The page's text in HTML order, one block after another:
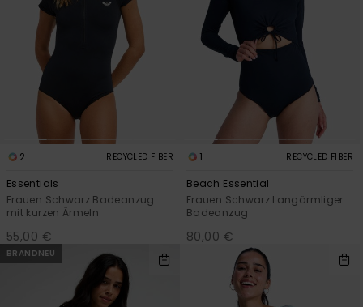
2 RECYCLED FIBER
Essentials
Frauen Schwarz Badeanzug
mit kurzen Ärmeln
55,00 €
1 RECYCLED FIBER
Beach Essential
Frauen Schwarz Langärmliger
Badeanzug
80,00 €
BRANDNEU